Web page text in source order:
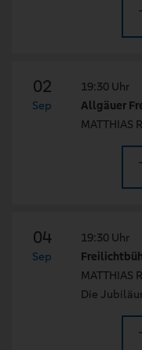
02
Sep
19:30 Uhr
Allgäuer
MATTHIAS
04
Sep
19:30 Uhr
MATTHIAS
Die